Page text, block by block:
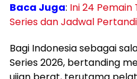
Baca Juga: Ini 24 Pemain
Series dan Jadwal
Bagi Indonesia sebagai
Series 2026, bertanding